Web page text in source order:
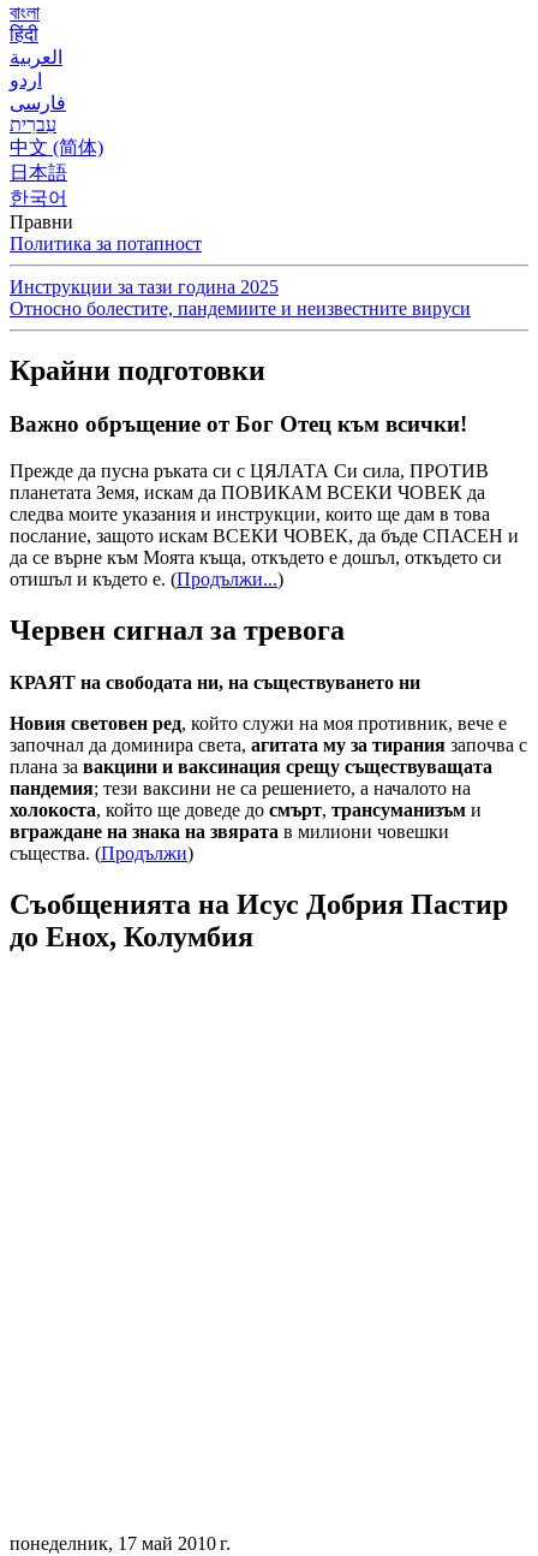
বাংলা
हिंदी
العربية
اردو
فارسی
עִברִית
中文 (简体)
日本語
한국어
Правни
Политика за потапност
Инструкции за тази година 2025
Относно болестите, пандемиите и неизвестните вируси
Крайни подготовки
Важно обръщение от Бог Отец към всички!
Прежде да пусна ръката си с ЦЯЛАТА Си сила, ПРОТИВ
планетата Земя, искам да ПОВИКАМ ВСЕКИ ЧОВЕК да
следва моите указания и инструкции, които ще дам в това
послание, защото искам ВСЕКИ ЧОВЕК, да бъде СПАСЕН и
да се върне към Моята къща, откъдето е дошъл, откъдето си
отишъл и където е. (Продължи...)
Червен сигнал за тревога
КРАЯТ на свободата ни, на съществуването ни
Новия световен ред, който служи на моя противник, вече е
започнал да доминира света, агитата му за тирания започва с
плана за вакцини и ваксинация срещу съществуващата
пандемия; тези ваксини не са решението, а началото на
холокоста, който ще доведе до смърт, трансуманизъм и
вграждане на знака на звярата в милиони човешки
същества. (Продължи)
Съобщенията на Исус Добрия Пастир
до Енох, Колумбия
понеделник, 17 май 2010 г.